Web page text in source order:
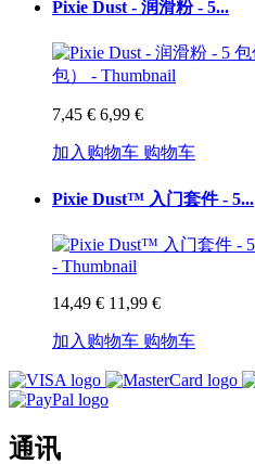
Pixie Dust - 润滑粉 - 5...
7,45 € 6,99 €
加入购物车 购物车
Pixie Dust™ 入门套件 - 5...
14,49 € 11,99 €
加入购物车 购物车
通讯